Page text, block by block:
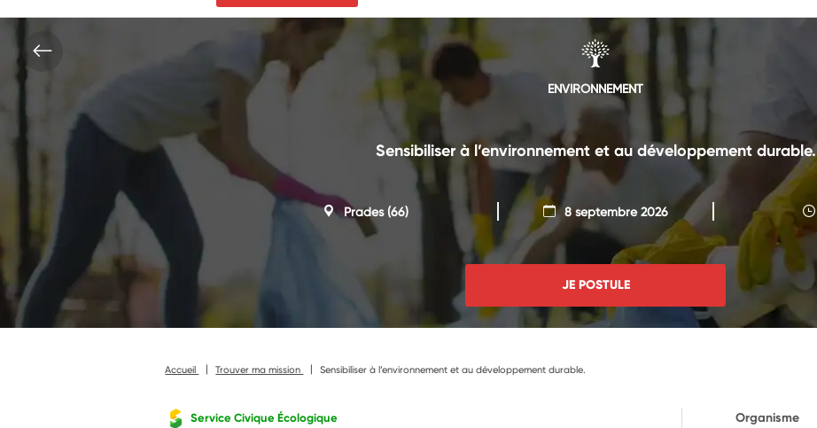
ENVIRONNEMENT
Sensibiliser à l’environnement et au développement durable.
Prades(66) 8 septembre 2026
JE POSTULE
Accueil Trouver ma mission Sensibiliser à l’environnement et au développement durable.
Service Civique Écologique Organisme